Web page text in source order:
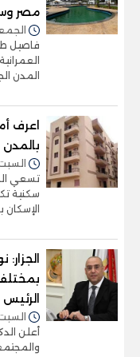
مصر
الجمعة 13/يناير/
فاصيل
المدن
اعرف
بالمدن
السبت 24/ديسمبر/2022 -
تسعي
سكنية
السبت 24/ديسمبر/2022 -
أعلن